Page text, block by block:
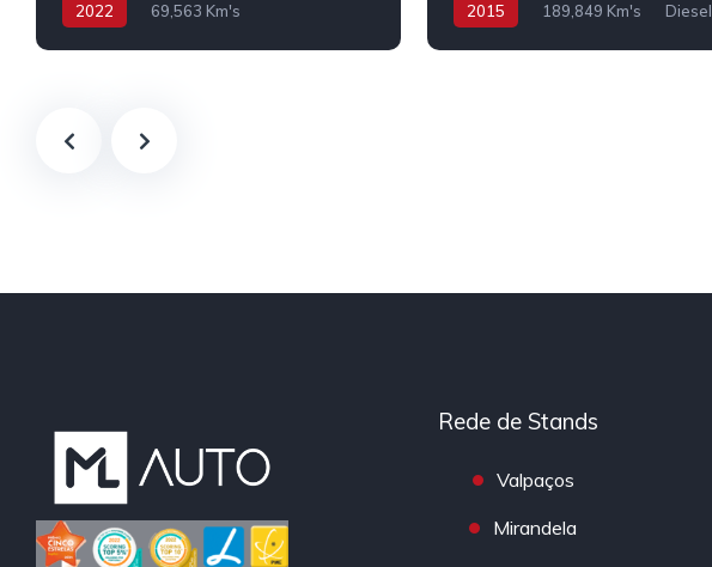
2022
69,563 Km's
2015 189,849 Km's Diesel
Rede de Stands
Valpaços
Mirandela